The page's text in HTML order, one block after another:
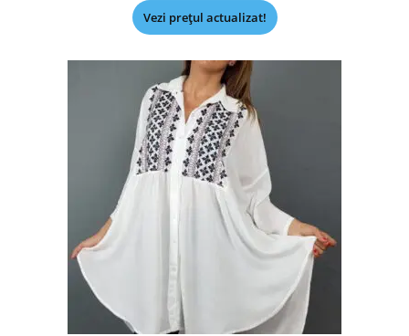
Vezi prețul actualizat!